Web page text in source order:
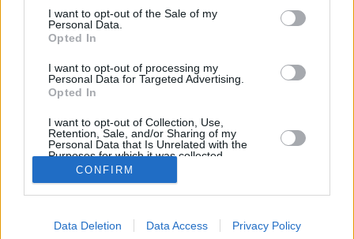
I want to opt-out of the Sale of my
Personal Data.
Opted In
I want to opt-out of processing my
Personal Data for Targeted Advertising.
Opted In
I want to opt-out of Collection, Use,
Retention, Sale, and/or Sharing of my
Personal Data that Is Unrelated with the
Purposes for which it was collected.
Opted InCONFIRM
Data Deletion Data Access Privacy Policy
päivinä on minäkin vuonna liikkunut.
Hetkellisesti Münchenissä on silti koettu tätäkin
vuoden 2011 lokakuussa lämpötila käväisi alimmillaan -4
asteessa ja toisaalta vuonna 2014 lokakuussa hätyyteltiin
eräänä poikkeuksellisen lämpimänä päivänä 25 asteen
lukemia.
Entä muut kuukaudet? Miten lämmintä Münchenissä on
ollut...